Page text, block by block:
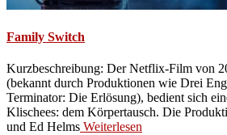
Family Switch
Kurzbeschreibung: Der Netflix-Film von
(bekannt durch Produktionen wie Drei
Terminator: Die Erlösung), bedient sich
Klischees: dem Körpertausch. Die
und Ed Helms Weiterlesen